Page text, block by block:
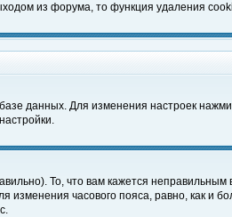
из форума, то функция удаления
данных. Для изменения настроек
То, что вам кажется
часового пояса, равно, как и